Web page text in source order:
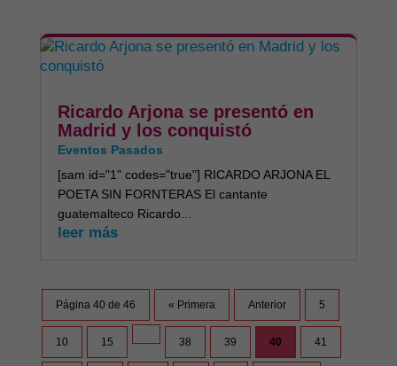
Ricardo Arjona se presentó en
Madrid y los conquistó
Eventos Pasados
[sam id="1" codes="true"] RICARDO ARJONA EL
POETA SIN FORNTERAS El cantante
guatemalteco Ricardo...
leer más
Página 40 de 46 « Primera Anterior 5
10 15 38 39 40 41